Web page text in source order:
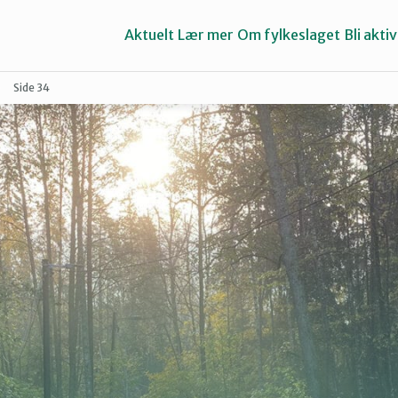
Asker
Groruddalen
Lillestrøm
Nes
Aktuelt Lær mer Om fylkeslaget Bli aktiv
Side 34